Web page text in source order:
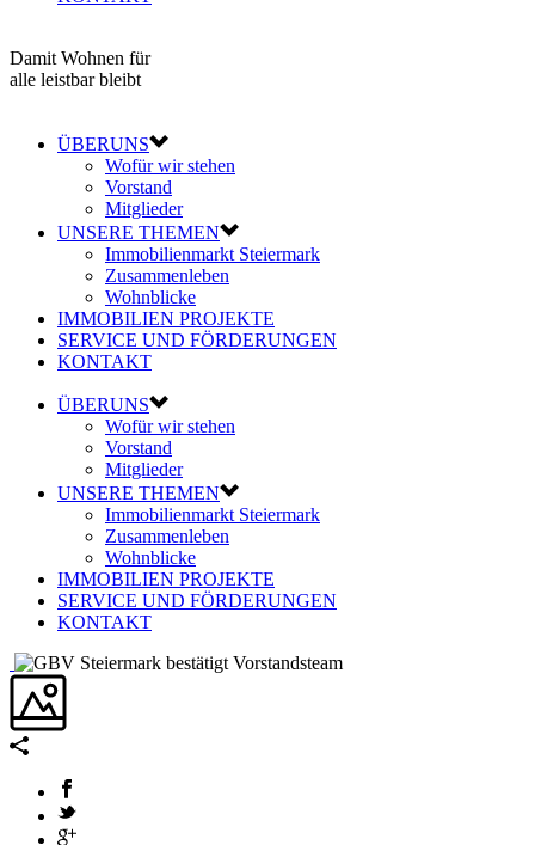
Damit Wohnen für
alle leistbar bleibt
ÜBERUNS
Wofür wir stehen
Vorstand
Mitglieder
UNSERE THEMEN
Immobilienmarkt Steiermark
Zusammenleben
Wohnblicke
IMMOBILIEN PROJEKTE
SERVICE UND FÖRDERUNGEN
KONTAKT
ÜBERUNS
Wofür wir stehen
Vorstand
Mitglieder
UNSERE THEMEN
Immobilienmarkt Steiermark
Zusammenleben
Wohnblicke
IMMOBILIEN PROJEKTE
SERVICE UND FÖRDERUNGEN
KONTAKT